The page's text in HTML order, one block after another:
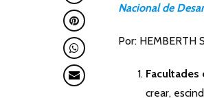
Nacional de
Por: HEMBERTH
Facultades
crear,